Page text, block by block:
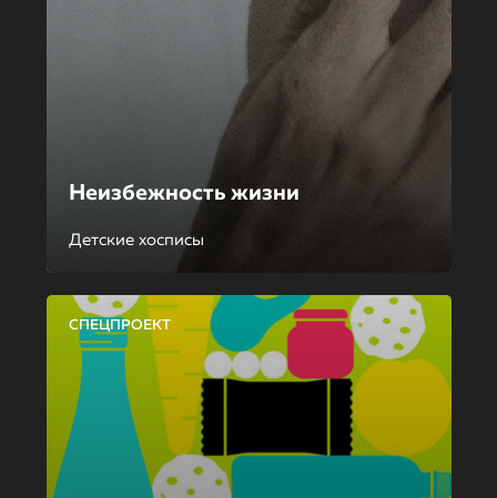
Неизбежность жизни
Детские хосписы
СПЕЦПРОЕКТ